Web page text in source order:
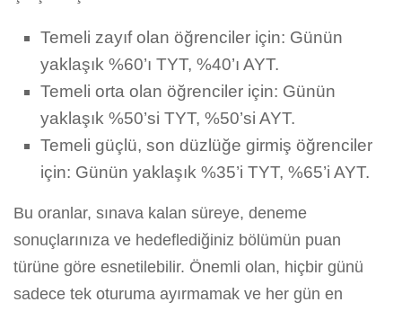
Temeli zayıf olan öğrenciler için: Günün
yaklaşık %60’ı TYT, %40’ı AYT.
Temeli orta olan öğrenciler için: Günün
yaklaşık %50’si TYT, %50’si AYT.
Temeli güçlü, son düzlüğe girmiş öğrenciler
için: Günün yaklaşık %35’i TYT, %65’i AYT.
Bu oranlar, sınava kalan süreye, deneme
sonuçlarınıza ve hedeflediğiniz bölümün puan
türüne göre esnetilebilir. Önemli olan, hiçbir günü
sadece tek oturuma ayırmamak ve her gün en